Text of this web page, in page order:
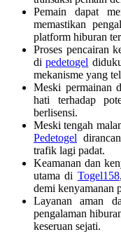
Pemain dapat
memastikan
platform hiburan
Proses pencairan
dipedetogel
mekanisme yang
Meski permainan
hati terhadap
berlisensi.
Meski tengah
Pedetogel
trafik lagi padat.
Keamanan dan
utama di Togel158
demi kenyamanan
Layanan aman
pengalaman
keseruan sejati.